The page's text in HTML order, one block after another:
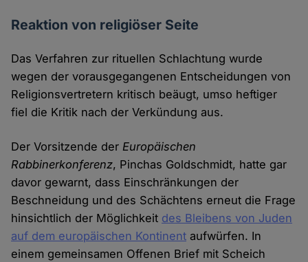
Reaktion von religiöser Seite
Das Verfahren zur rituellen Schlachtung wurde
wegen der vorausgegangenen Entscheidungen von
Religionsvertretern kritisch beäugt, umso heftiger
fiel die Kritik nach der Verkündung aus.
Der Vorsitzende derEuropäischen
Rabbinerkonferenz, Pinchas Goldschmidt, hatte gar
davor gewarnt, dass Einschränkungen der
Beschneidung und des Schächtens erneut die Frage
hinsichtlich der Möglichkeit des Bleibens von Juden
auf dem europäischen Kontinent aufwürfen. In
einem gemeinsamen Offenen Brief mit Scheich